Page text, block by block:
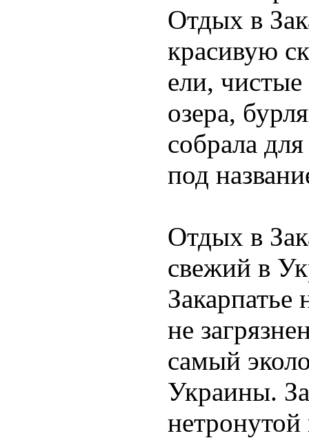
Отдых в
красивую
ели,
озера,
собрала
под
Отдых в
свежий в
не
самый
Украины.